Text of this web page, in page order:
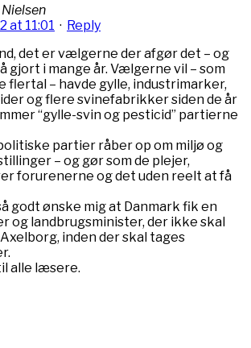
at 11:01 · Reply
det er vælgerne der afgør det – og
gjort i mange år. Vælgerne vil – som
flertal – havde gylle, industrimarker,
og flere svinefabrikker siden de år
“gylle-svin og pesticid” partierne
partier råber op om miljø og
– og gør som de plejer,
forurenerne og det uden reelt at få
godt ønske mig at Danmark fik en
og landbrugsminister, der ikke skal
inden der skal tages
alle læsere.